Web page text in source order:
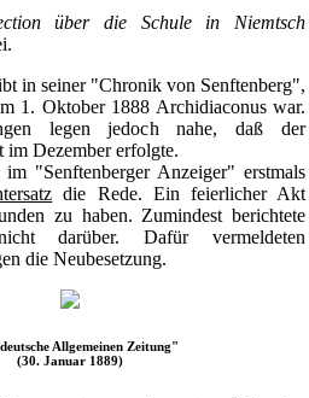
über die Schule in Niemtsch
in seiner "Chronik von Senftenberg",
1. Oktober 1888 Archidiaconus war.
legen jedoch nahe, daß der
im Dezember erfolgte.
"Senftenberger Anzeiger" erstmals
die Rede. Ein feierlicher Akt
zu haben. Zumindest berichtete
darüber. Dafür vermeldeten
die Neubesetzung.
Allgemeinen Zeitung"
(30. Januar 1889)